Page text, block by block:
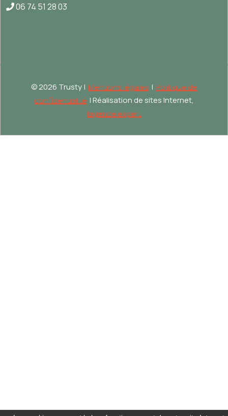
06 74 51 28 03
©2026 Trusty | Mentions légales | Politique de
confidentialité | Réalisation de sites Internet,
lagence.expert